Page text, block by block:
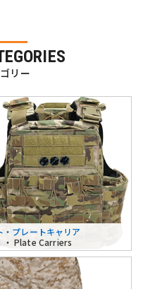
リー
・プレートキャリア
・ Plate Carriers